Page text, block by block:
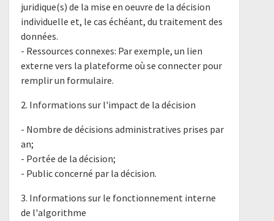
juridique(s) de la mise en oeuvre de la décision
individuelle et, le cas échéant, du traitement des
données.
- Ressources connexes: Par exemple, un lien
externe vers la plateforme où se connecter pour
remplir un formulaire.
2. Informations sur l'impact de la décision
- Nombre de décisions administratives prises par
an;
- Portée de la décision;
- Public concerné par la décision.
3. Informations sur le fonctionnement interne
de l'algorithme